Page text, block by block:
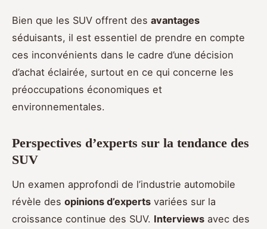
Bien que les SUV offrent des avantages
séduisants, il est essentiel de prendre en compte
ces inconvénients dans le cadre d’une décision
d’achat éclairée, surtout en ce qui concerne les
préoccupations économiques et
environnementales.
Perspectives d’experts sur la tendance des
SUV
Un examen approfondi de l’industrie automobile
révèle des opinions d’experts variées sur la
croissance continue des SUV. Interviews avec des